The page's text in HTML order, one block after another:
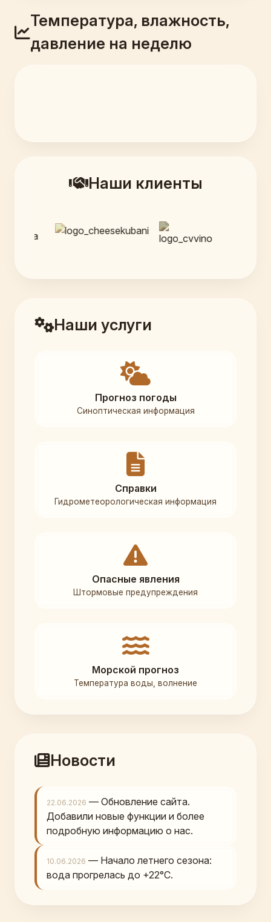
Температура, влажность,
давление на неделю
Наши клиенты
Наши услуги
Прогноз погоды
Синоптическая информация
Справки
Гидрометеорологическая информация
Опасные явления
Штормовые предупреждения
Морской прогноз
Температура воды, волнение
Новости
22.06.2026 — Обновление сайта.
Добавили новые функции и более
подробную информацию о нас.
10.06.2026 — Начало летнего сезона:
вода прогрелась до +22°C.